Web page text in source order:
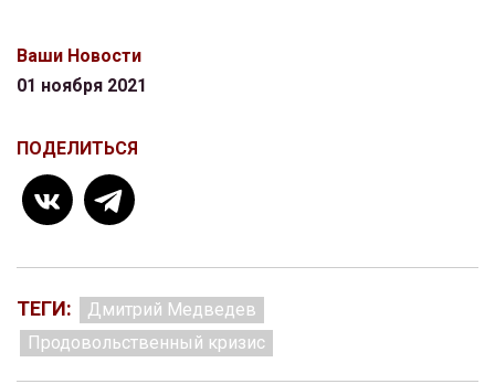
Ваши Новости
01 ноября 2021
ПОДЕЛИТЬСЯ
ТЕГИ:
Дмитрий Медведев
Продовольственный кризис